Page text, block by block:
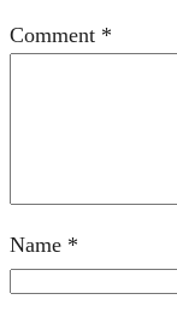
Comment *
Name *